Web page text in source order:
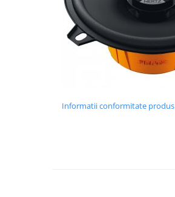
Informatii conformitate produs